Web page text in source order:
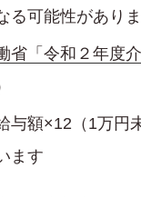
る可能性がありま
省「令和２年度
額×12（1万円
ます